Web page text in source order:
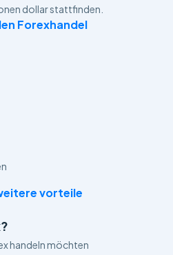
dollar stattfinden.
Forexhandel
vorteile
handeln möchten